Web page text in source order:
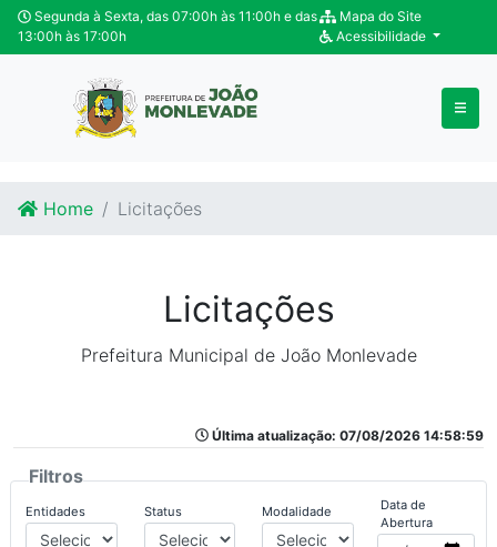
Ir para o conteúdo
Ir para o fim do conteúdo
Segunda à Sexta, das 07:00h às 11:00h e das
13:00h às 17:00h
Mapa do Site
Acessibilidade
Home Licitações
Licitações
Prefeitura Municipal de João Monlevade
Última atualização: 07/08/2026 14:58:59
Filtros
Entidades Status Modalidade
Data de
Abertura